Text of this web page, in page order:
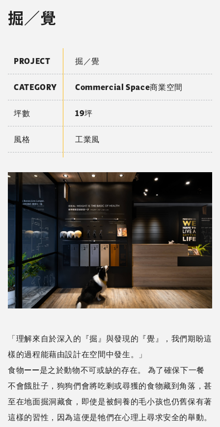
掘／覺
PROJECT 掘／覺
CATEGORY Commercial Space商業空間
坪數 19坪
風格 工業風
「理解來自於深入的『掘』與發現的『覺』，我們期盼這
樣的過程能藉由設計在空間中發生。」
食物——是之於動物不可或缺的存在。 為了確保下一餐
不會餓肚子，狗狗們會將吃剩或尋獲的食物藏到角落，甚
至在地面掘洞藏食，即使是被飼養的毛小孩也仍舊保有著
這樣的習性，因為這便是牠們在心理上尋求安全的舉動。